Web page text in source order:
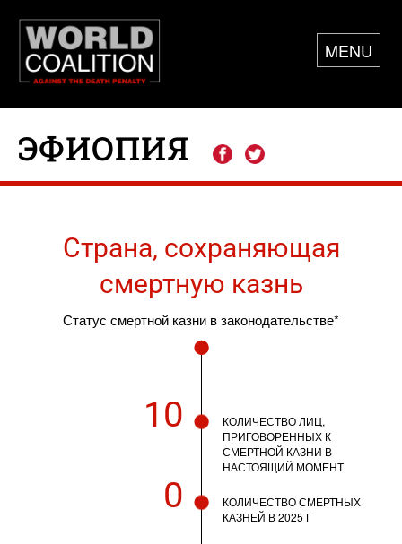
MENU
ЭФИОПИЯ
Страна, сохраняющая
смертную казнь
Статус смертной казни в законодательстве*
10
КОЛИЧЕСТВО ЛИЦ,
ПРИГОВОРЕННЫХ К
СМЕРТНОЙ КАЗНИ В
НАСТОЯЩИЙ МОМЕНТ
0
КОЛИЧЕСТВО СМЕРТНЫХ
КАЗНЕЙ В 2025 Г